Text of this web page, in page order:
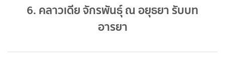
6. คลาวเดีย จักรพันธุ์ ณ อยุธยา รับบท
อารยา